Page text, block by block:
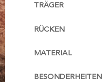
TRÄGER
RÜCKEN
MATERIAL
BESONDERHEITEN